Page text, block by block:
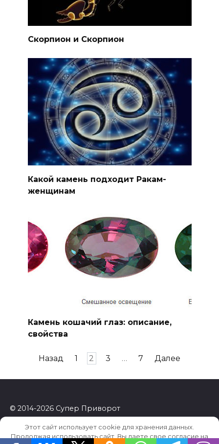
Скорпион и Скорпион
Какой камень подходит Ракам-
женщинам
Камень кошачий глаз: описание,
свойства
Пагинация
Назад 1 2 3 … 7 Далее
© 2014-2026 Супер Приворот
Этот сайт использует cookie для хранения данных.
Продолжая использовать сайт, Вы даете свое согласие на